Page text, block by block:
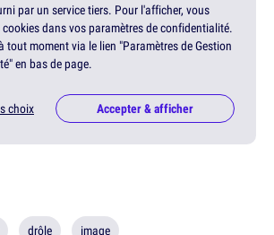
par un service tiers. Pour l'afficher, vous
cookies dans vos paramètres de confidentialité.
tout moment via le lien "Paramètres de Gestion
en bas de page.
choix Accepter & afficher
drôle image